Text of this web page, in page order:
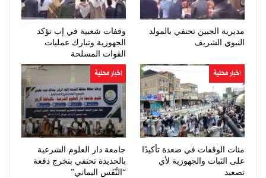
مديرية الجبين تحتفي بالمولد
النبوي الشريف
وقفات شعبية في إب تؤكد
الجهوزية وتبارك عمليات
القوات المسلحة
اخبار محلية
مئات الوقفات في صعدة تأكيدًا
على الثبات والجهوزية لأي
تصعيد
اخبار محلية
جامعة دار العلوم الشرعية
بالحديدة تحتفي بتخرج دفعة
“النَّفَس اليماني”